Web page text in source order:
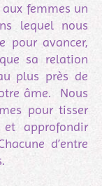
femmes un
lequel nous
pour avancer,
sa relation
plus près de
âme. Nous
pour tisser
approfondir
d’entre